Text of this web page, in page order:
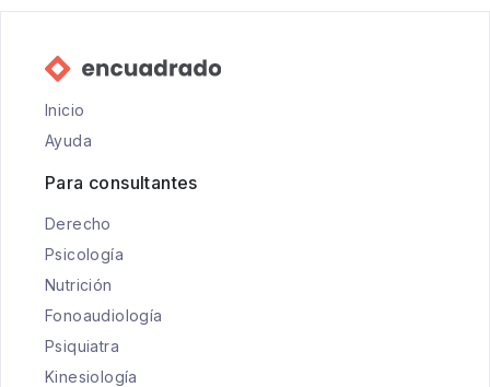
Inicio
Ayuda
Para consultantes
Derecho
Psicología
Nutrición
Fonoaudiología
Psiquiatra
Kinesiología